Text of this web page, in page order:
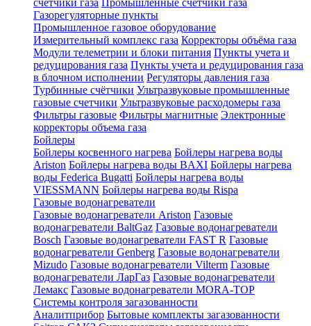
счетчики газа
Промышленные счетчики газа
Газорегуляторные пункты
Промышленное газовое оборудование
Измерительный комплекс газа Корректоры объёма газа
Модули телеметрии и блоки питания Пункты учета и
редуцирования газа Пункты учета и редуцирования газа
в блочном исполнении Регуляторы давления газа
Турбинные счётчики Ультразвуковые промышленные
газовые счетчики Ультразвуковые расходомеры газа
Фильтры газовые Фильтры магнитные Электронные
корректоры объема газа
Бойлеры
Бойлеры косвенного нагрева Бойлеры нагрева воды
Ariston Бойлеры нагрева воды BAXI Бойлеры нагрева
воды Federica Bugatti Бойлеры нагрева воды
VIESSMANN Бойлеры нагрева воды Rispa
Газовые водонагреватели
Газовые водонагреватели Ariston Газовые
водонагреватели BaltGaz Газовые водонагреватели
Bosch Газовые водонагреватели FAST R Газовые
водонагреватели Genberg Газовые водонагреватели
Mizudo Газовые водонагреватели Vilterm Газовые
водонагреватели ЛарГаз Газовые водонагреватели
Лемакс Газовые водонагреватели MORA-TOP
Системы контроля загазованности
Аналитприбор Бытовые комплекты загазованности